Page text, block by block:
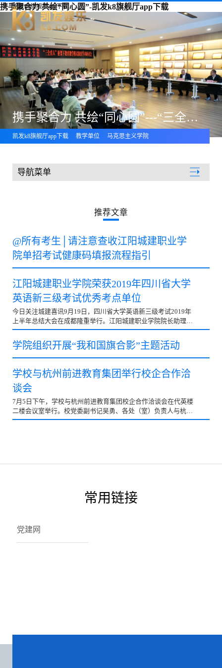
携手聚合力 共绘“同心圆”-凯发k8旗舰厅app下载
凯发k8旗舰厅app下载
携手聚合力 共绘“同心圆”---“三全育人”框架下教育教学模式探索学术研讨会
凯发k8旗舰厅app下载 教学单位 马克思主义学院
导航菜单
推荐文章
@所有考生│请注意查收江阳城建职业学
院单招考试健康码填报流程指引
江阳城建职业学院荣获2019年四川省大学
英语新三级考试优秀考点单位
今日关注城建喜讯9月19日，四川省大学英语新三级考试2019年
上半年总结大会在成都隆重举行。江阳城建职业学院院长助理杨
林、思政与公共教学部主任宋丽华应邀参会。会议对201...
学院组织开展“我和国旗合影”主题活动
学校与杭州前进教育集团举行校企合作洽
谈会
7月5日下午，学校与杭州前进教育集团校企合作洽谈会在代英楼
二楼会议室举行。校党委副书记吴勇、各处（室）负责人与杭州
兴华前进教育集团董事长胡向阳、副总经理李慎等进行...
常用链接
党建网